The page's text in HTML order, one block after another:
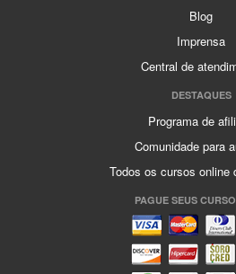
Blog
Imprensa
Central de
DESTAQUES
Programa de
Comunidade para
Todos os cursos online
PAGUE SEUS